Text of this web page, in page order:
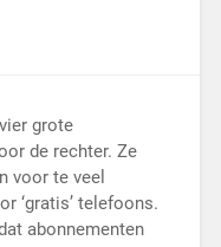
grote
de rechter. Ze
voor te veel
‘gratis’ telefoons.
abonnementen